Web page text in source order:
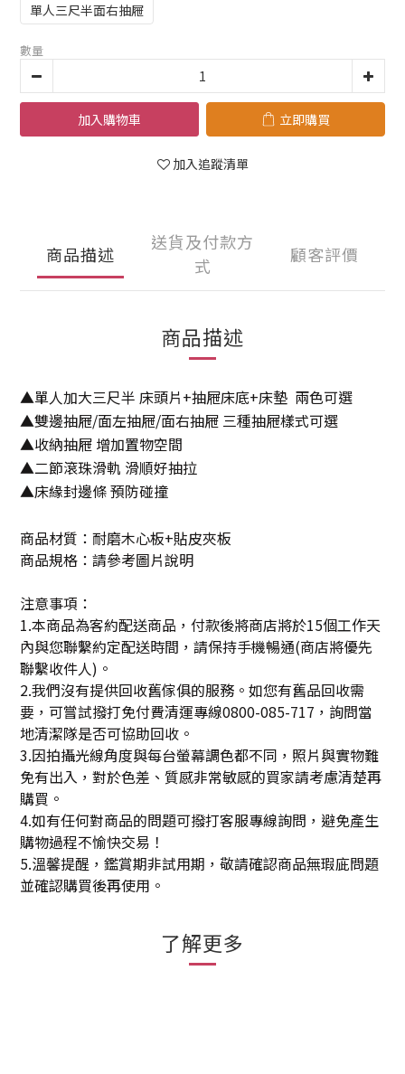
單人三尺半面右抽屜
數量
加入購物車 立即購買
加入追蹤清單
商品描述
送貨及付款方
式
顧客評價
商品描述
▲單人加大三尺半 床頭片+抽屜床底+床墊 兩色可選
▲雙邊抽屜/面左抽屜/面右抽屜 三種抽屜樣式可選
▲收納抽屜 增加置物空間
▲二節滾珠滑軌 滑順好抽拉
▲床緣封邊條 預防碰撞
商品材質：耐磨木心板+貼皮夾板
商品規格：請參考圖片說明
注意事項：
1.本商品為客約配送商品，付款後將商店將於15個工作天
內與您聯繫約定配送時間，請保持手機暢通(商店將優先
聯繫收件人)。
2.我們沒有提供回收舊傢俱的服務。如您有舊品回收需
要，可嘗試撥打免付費清運專線0800-085-717，詢問當
地清潔隊是否可協助回收。
3.因拍攝光線角度與每台螢幕調色都不同，照片與實物難
免有出入，對於色差、質感非常敏感的買家請考慮清楚再
購買。
4.如有任何對商品的問題可撥打客服專線詢問，避免產生
購物過程不愉快交易！
5.溫馨提醒，鑑賞期非試用期，敬請確認商品無瑕庛問題
並確認購買後再使用。
了解更多